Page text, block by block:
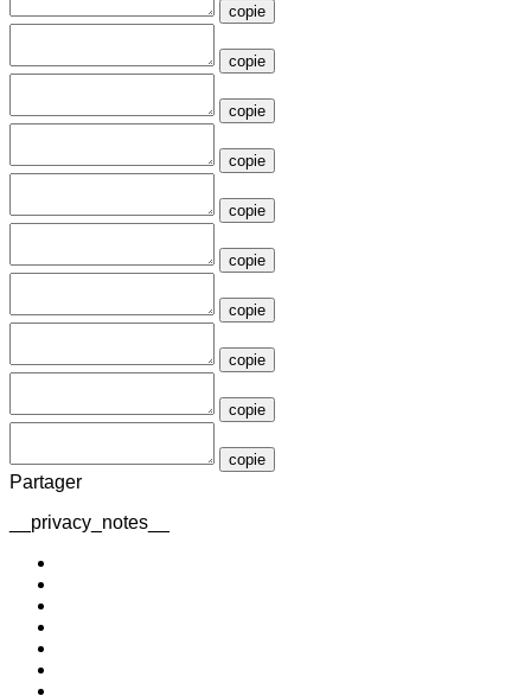
copie
copie
copie
copie
copie
copie
copie
copie
copie
copie
Partager
__privacy_notes__